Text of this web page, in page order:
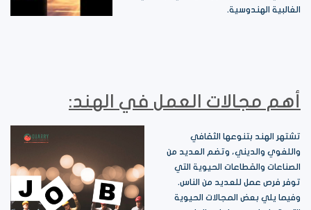
الغالبية الهندوسية.
أهم مجالات العمل في الهند:
تشتهر الهند بتنوعها الثقافي
واللغوي والديني، وتضم العديد من
الصناعات والقطاعات الحيوية التي
توفر فرص عمل للعديد من الناس.
وفيما يلي بعض المجالات الحيوية